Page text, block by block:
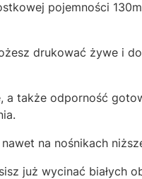
pojemności
drukować żywe i
a także odporność
na nośnikach
już wycinać białych